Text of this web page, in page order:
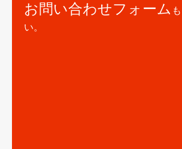
お問い合わせフォーム
い。